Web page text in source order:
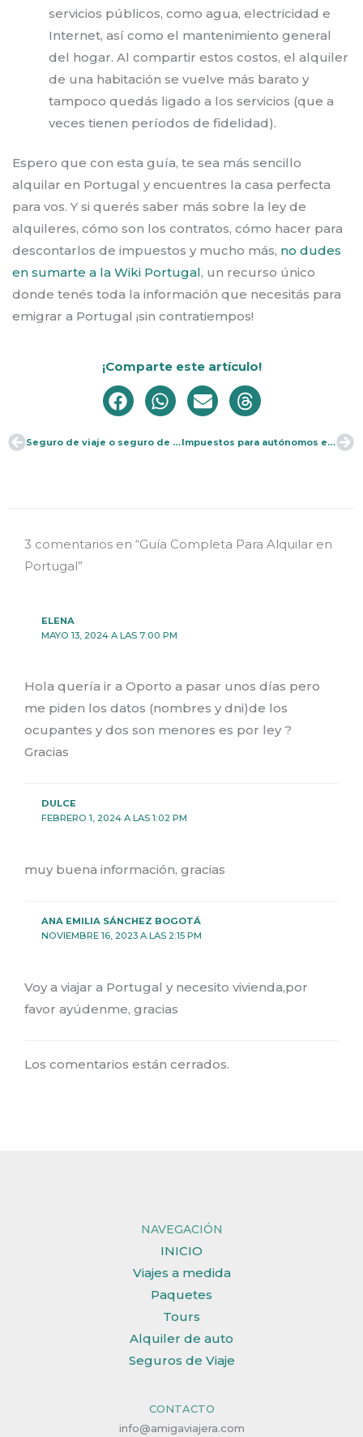
servicios públicos, como agua, electricidad e
Internet, así como el mantenimiento general
del hogar. Al compartir estos costos, el alquiler
de una habitación se vuelve más barato y
tampoco quedás ligado a los servicios (que a
veces tienen períodos de fidelidad).
Espero que con esta guía, te sea más sencillo
alquilar en Portugal y encuentres la casa perfecta
para vos. Y si querés saber más sobre la ley de
alquileres, cómo son los contratos, cómo hacer para
descontarlos de impuestos y mucho más, no dudes
en sumarte a la Wiki Portugal, un recurso único
donde tenés toda la información que necesitás para
emigrar a Portugal ¡sin contratiempos!
¡Comparte este artículo!
Ant Seguro de viaje o seguro de salud en Portugal: ¿Cuál contrato? Impuestos para autónomos en Portugal vs España
3 comentarios en “Guía Completa Para Alquilar en
Portugal”
ELENA
MAYO 13, 2024 A LAS 7:00 PM
Hola quería ir a Oporto a pasar unos días pero
me piden los datos (nombres y dni)de los
ocupantes y dos son menores es por ley ?
Gracias
DULCE
FEBRERO 1, 2024 A LAS 1:02 PM
muy buena información, gracias
ANA EMILIA SÁNCHEZ BOGOTÁ
NOVIEMBRE 16, 2023 A LAS 2:15 PM
Voy a viajar a Portugal y necesito vivienda,por
favor ayúdenme, gracias
Los comentarios están cerrados.
NAVEGACIÓN
INICIO
Viajes a medida
Paquetes
Tours
Alquiler de auto
Seguros de Viaje
CONTACTO
info@amigaviajera.com